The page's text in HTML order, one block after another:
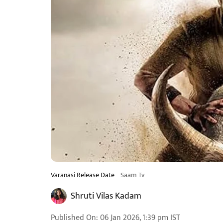
Varanasi Release Date Saam Tv
Shruti Vilas Kadam
Published On:06 Jan 2026, 1:39 pm IST